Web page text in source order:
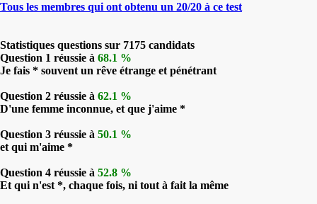
Tous les membres qui ont obtenu un 20/20 à ce test
Statistiques questions sur 7175 candidats
Question 1 réussie à 68.1 %
Je fais * souvent un rêve étrange et pénétrant
Question 2 réussie à 62.1 %
D'une femme inconnue, et que j'aime *
Question 3 réussie à 50.1 %
et qui m'aime *
Question 4 réussie à 52.8 %
Et qui n'est *, chaque fois, ni tout à fait la même